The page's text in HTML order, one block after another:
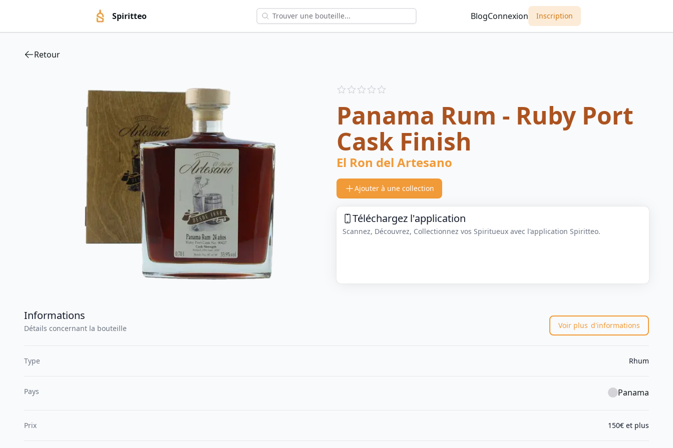
Spiritteo BlogConnexion Inscription
Retour
Reviews
Panama Rum - Ruby Port
Cask Finish
El Ron del Artesano
Ajouter à une collection
Téléchargez l'application
Scannez, Découvrez, Collectionnez vos Spiritueux avec l'application Spiritteo.
Informations
Détails concernant la bouteille Voir plus d'informations
Type Rhum
Pays Panama
Prix 150€ et plus